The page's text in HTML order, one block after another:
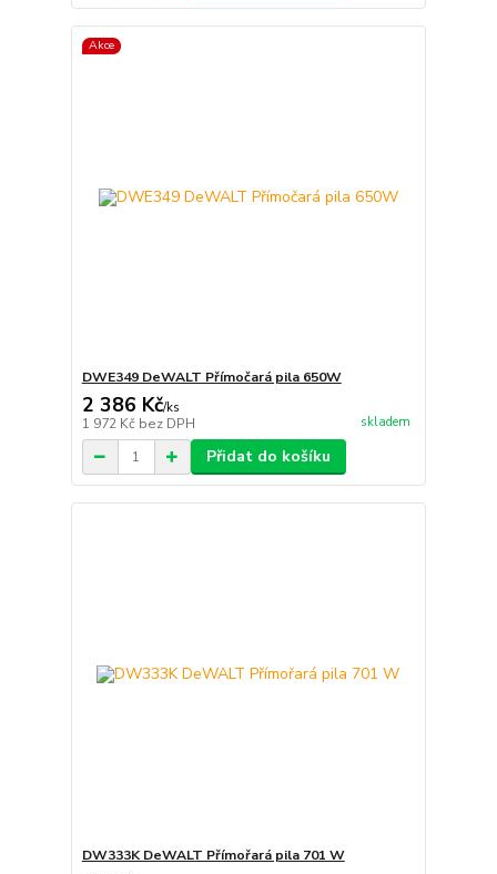
Akce
DWE349 DeWALT Přímočará pila 650W
2 386 Kč/ks
1 972 Kč bez DPH skladem
Přidat do košíku
DW333K DeWALT Přímořará pila 701 W